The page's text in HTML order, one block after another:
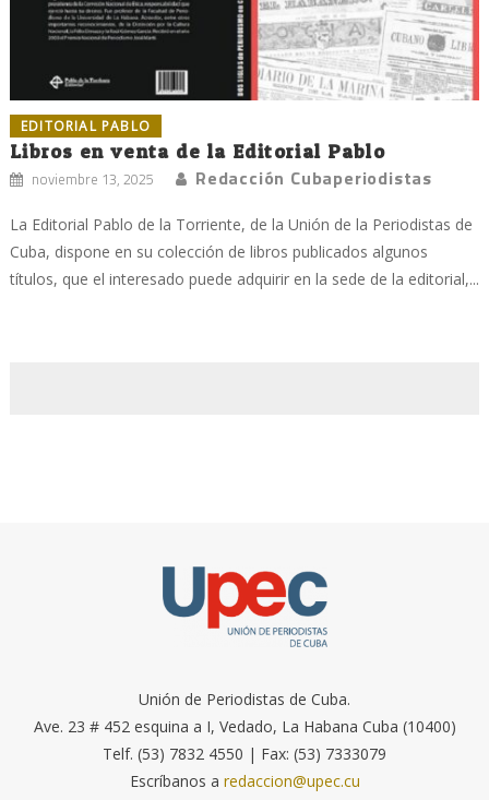
EDITORIAL PABLO
Libros en venta de la Editorial Pablo
noviembre 13, 2025 Redacción Cubaperiodistas
La Editorial Pablo de la Torriente, de la Unión de la Periodistas de
Cuba, dispone en su colección de libros publicados algunos
títulos, que el interesado puede adquirir en la sede de la editorial,...
Unión de Periodistas de Cuba.
Ave. 23 # 452 esquina a I, Vedado, La Habana Cuba (10400)
Telf. (53) 7832 4550 | Fax: (53) 7333079
Escríbanos a redaccion@upec.cu